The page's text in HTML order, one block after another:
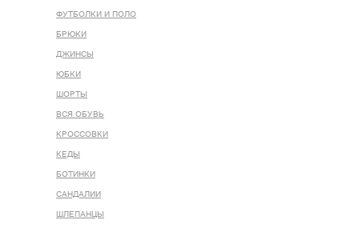
ФУТБОЛКИ И ПОЛО
БРЮКИ
ДЖИНСЫ
ЮБКИ
ШОРТЫ
ВСЯ ОБУВЬ
КРОССОВКИ
КЕДЫ
БОТИНКИ
САНДАЛИИ
ШЛЕПАНЦЫ